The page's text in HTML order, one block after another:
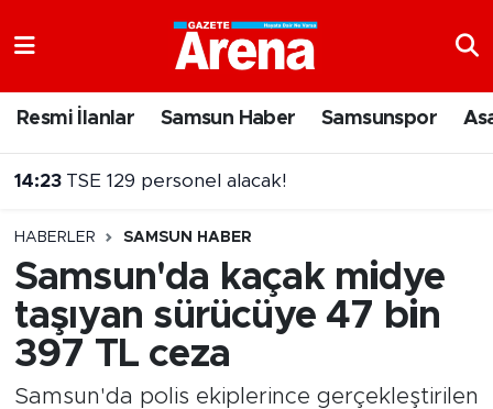
Resmi İlanlar Samsun Haber Samsunspor
14:23 TSE 129 personel alacak!
HABERLER SAMSUN HABER
Samsun'da kaçak midye
taşıyan sürücüye 47 bin
397 TL ceza
Samsun'da polis ekiplerince gerçekleştirilen
Samsun Namaz Vakitleri
Süper Lig Puan Durumu ve Fikstür
Tüm Manşetler